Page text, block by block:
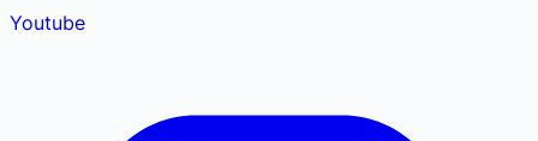
Youtube